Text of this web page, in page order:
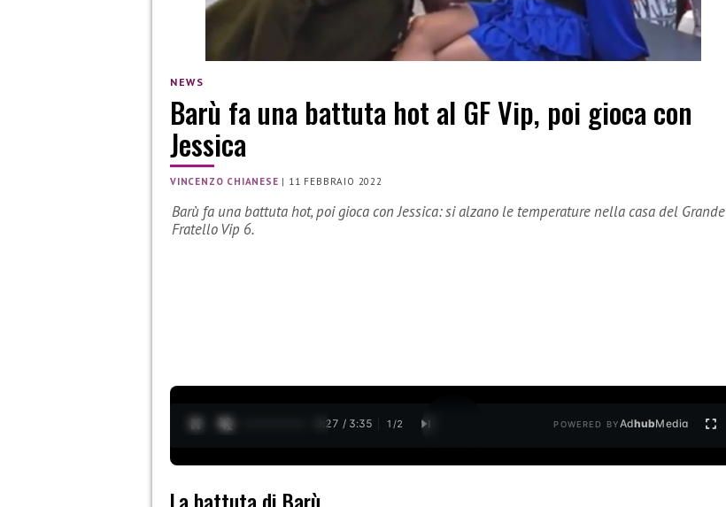
NEWS
Barù fa una battuta hot al GF Vip, poi gioca con
Jessica
VINCENZO CHIANESE | 11 FEBBRAIO 2022
Barù fa una battuta hot, poi gioca con Jessica: si alzano le temperature nella casa del Grande
Fratello Vip 6.
0:28 / 3:35 1 /2 POWERED BYAdhubMedia